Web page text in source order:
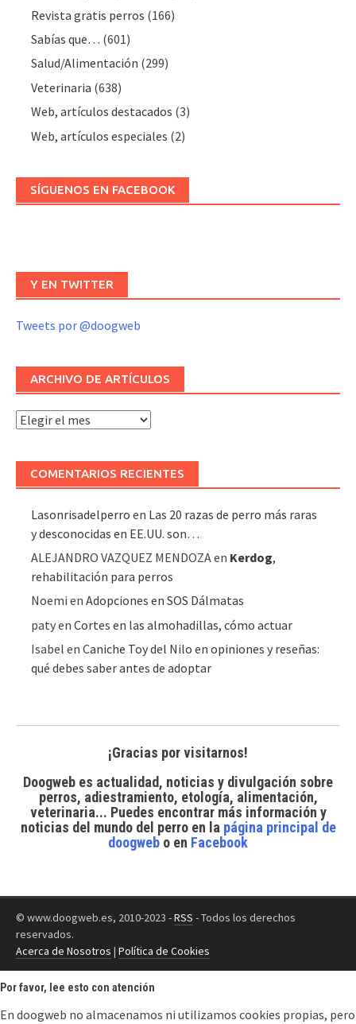
Revista gratis perros (166)
Sabías que… (601)
Salud/Alimentación (299)
Veterinaria (638)
Web, artículos destacados (3)
Web, artículos especiales (2)
SÍGUENOS EN FACEBOOK
Y EN TWITTER
Tweets por @doogweb
ARCHIVO DE ARTÍCULOS
Archivo
COMENTARIOS RECIENTES
Lasonrisadelperro en Las 20 razas de perro más raras
y desconocidas en EE.UU. son…
ALEJANDRO VAZQUEZ MENDOZAen Kerdog,
rehabilitación para perros
Noemi enAdopciones en SOS Dálmatas
patyenCortes en las almohadillas, cómo actuar
Isabel enCaniche Toy del Nilo en opiniones y reseñas:
qué debes saber antes de adoptar
¡Gracias por visitarnos!
Doogweb es actualidad, noticias y divulgación sobre
perros, adiestramiento, etología, alimentación,
veterinaria... Puedes encontrar más información y
noticias del mundo del perroen la página principal de
doogweb o en Facebook
© www.doogweb.es, 2010-2023 -RSS - Todos los derechos
reservados.
Acerca de Nosotros | Política de Cookies
Por favor, lee esto con atención
En doogweb no almacenamos ni utilizamos cookies propias, pero